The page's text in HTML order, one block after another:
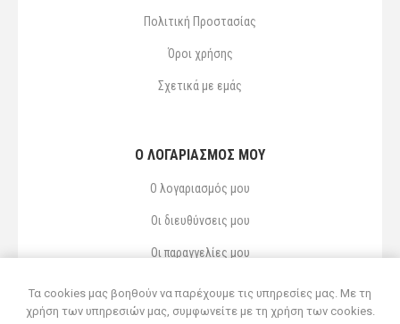
Πολιτική Προστασίας
Όροι χρήσης
Σχετικά με εμάς
Ο ΛΟΓΑΡΙΑΣΜΌΣ ΜΟΥ
Ο λογαριασμός μου
Οι διευθύνσεις μου
Οι παραγγελίες μου
Τα cookies μας βοηθούν να παρέχουμε τις υπηρεσίες μας. Με τη
χρήση των υπηρεσιών μας, συμφωνείτε με τη χρήση των cookies.